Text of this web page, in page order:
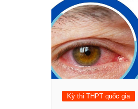
Kỳ thi THPT quốc gia